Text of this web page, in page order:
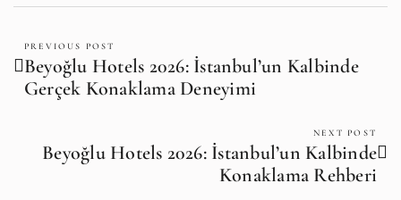
PREVIOUS POST
Beyoğlu Hotels 2026: İstanbul’un Kalbinde
Gerçek Konaklama Deneyimi
NEXT POST
Beyoğlu Hotels 2026: İstanbul’un Kalbinde
Konaklama Rehberi